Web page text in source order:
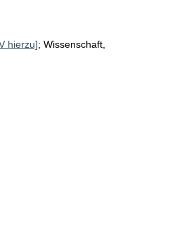
hierzu]; Wissenschaft,